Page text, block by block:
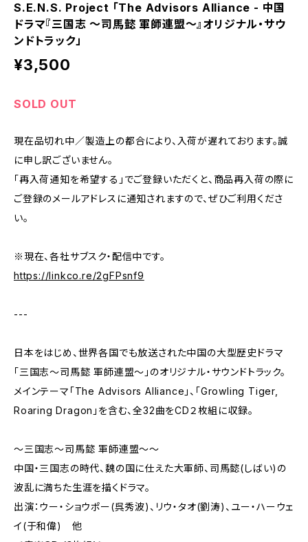
S.E.N.S. Project 「The Advisors Alliance - 中国
ドラマ『三国志 〜司馬懿 軍師連盟〜』オリジナル・サウ
ンドトラック」
¥3,500
SOLD OUT
現在品切れ中／製造上の都合により、入荷が遅れております。誠
に申し訳ございません。
「再入荷通知を希望する」でご登録いただくと、商品再入荷の際に
ご登録のメールアドレスに通知されますので、ぜひご利用くださ
い。
※現在、各社サブスク・配信中です。
https://linkco.re/2gFPsnf9
---
日本をはじめ、世界各国でも放送された中国の大型歴史ドラマ
「三国志〜司馬懿 軍師連盟〜」のオリジナル・サウンドトラック。
メインテーマ「The Advisors Alliance」、「Growling Tiger,
Roaring Dragon」を含む、全32曲をCD２枚組に収録。
～三国志〜司馬懿 軍師連盟〜～
中国・三国志の時代、魏の国に仕えた大軍師、司馬懿(しばい)の
波乱に満ちた生涯を描くドラマ。
出演：ウー・ショウポー(呉秀波)、リウ・タオ(劉涛)、ユー・ハーウェ
イ(于和偉) 他